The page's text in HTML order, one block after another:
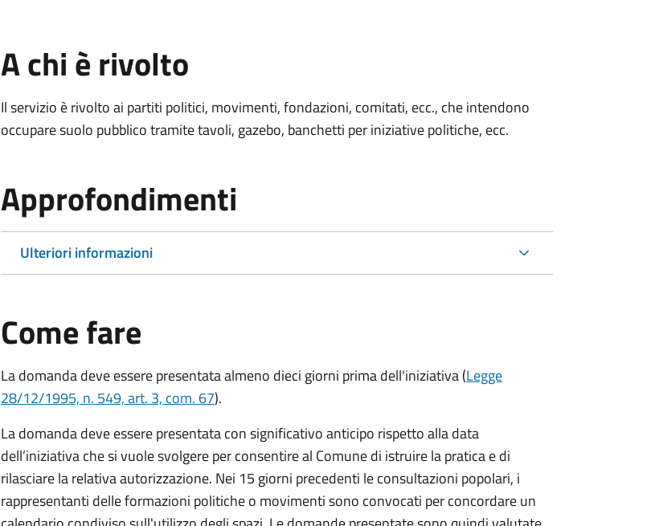
A chi è rivolto
Il servizio è rivolto ai partiti politici, movimenti, fondazioni, comitati, ecc., che intendono
occupare suolo pubblico tramite tavoli, gazebo, banchetti per iniziative politiche, ecc.
Approfondimenti
Ulteriori informazioni
Come fare
La domanda deve essere presentataalmeno dieci giorni primadell'iniziativa (Legge
28/12/1995, n. 549, art. 3, com. 67).
La domanda deve essere presentata con significativo anticipo rispetto alla data
dell’iniziativa che si vuole svolgere per consentire al Comune di istruire la pratica e di
rilasciare la relativa autorizzazione. Nei 15 giorni precedenti le consultazioni popolari, i
rappresentanti delle formazioni politiche o movimenti sono convocati per concordare un